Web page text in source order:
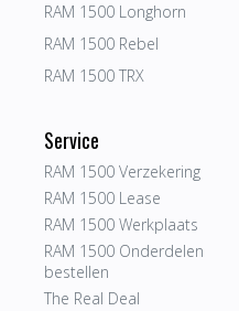
RAM 1500 Longhorn
RAM 1500 Rebel
RAM 1500 TRX
Service
RAM 1500 Verzekering
RAM 1500 Lease
RAM 1500 Werkplaats
RAM 1500 Onderdelen
bestellen
The Real Deal